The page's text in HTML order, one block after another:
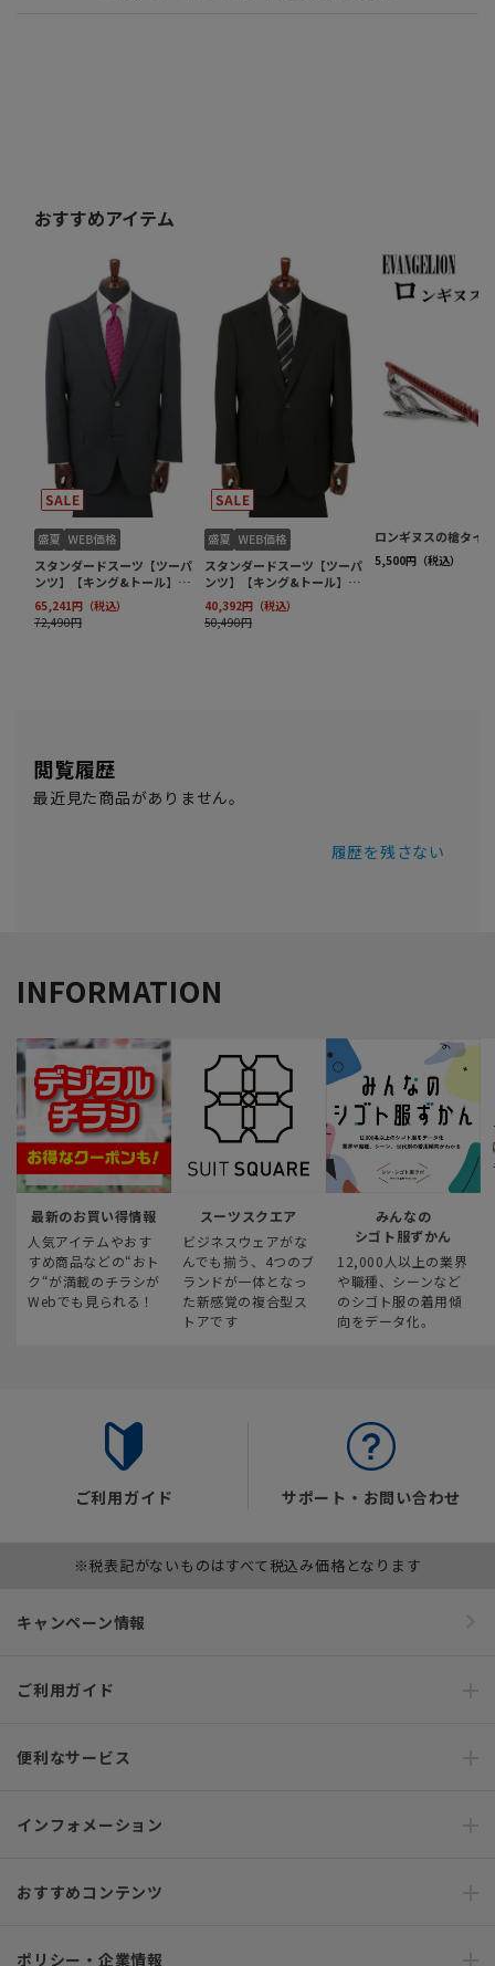
閲覧履歴
最近見た商品がありません。
履歴を残さない
INFORMATION
最新のお買い得情報
人気アイテムやおす
すめ商品などの“おト
ク“が満載のチラシが
Webでも見られる！
スーツスクエア
ビジネスウェアがな
んでも揃う、4つのブ
ランドが一体となっ
た新感覚の複合型ス
トアです
みんなの
シゴト服ずかん
12,000人以上の業界
や職種、シーンなど
のシゴト服の着用傾
向をデータ化。
ご利用ガイド サポート・お問い合わせ
※税表記がないものはすべて税込み価格となります
キャンペーン情報
ご利用ガイド
便利なサービス
インフォメーション
おすすめコンテンツ
ポリシー・企業情報